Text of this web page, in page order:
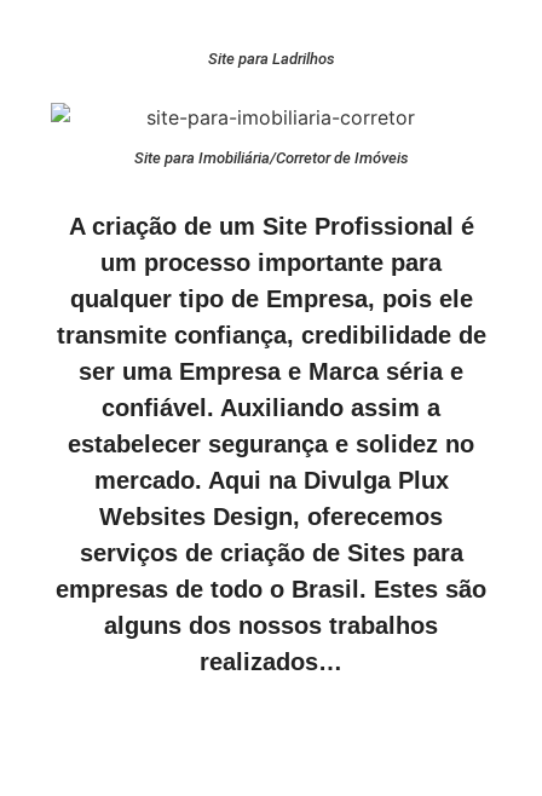
Site para Ladrilhos
Site para Imobiliária/Corretor de Imóveis
A criação de um Site Profissional é
um processo importante para
qualquer tipo de Empresa, pois ele
transmite confiança, credibilidade de
ser uma Empresa e Marca séria e
confiável. Auxiliando assim a
estabelecer segurança e solidez no
mercado. Aqui na Divulga Plux
Websites Design, oferecemos
serviços de criação de Sites para
empresas de todo o Brasil. Estes são
alguns dos nossos trabalhos
realizados…